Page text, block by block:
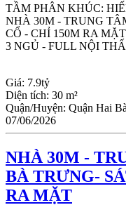
TẦM PHÂN KHÚC:
NHÀ 30M - TRUNG
CỔ - CHỈ 150M RA
3 NGỦ - FULL NỘI
Giá: 7.9tỷ
Diện tích: 30 m²
Quận/Huyện: Quận Hai
07/06/2026
NHÀ 30M -
BÀ TRƯNG-
RA MẶT